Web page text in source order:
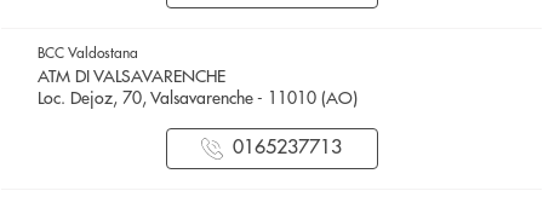
BCC Valdostana
ATM DI VALSAVARENCHE
Loc. Dejoz, 70, Valsavarenche - 11010 (AO)
0165237713